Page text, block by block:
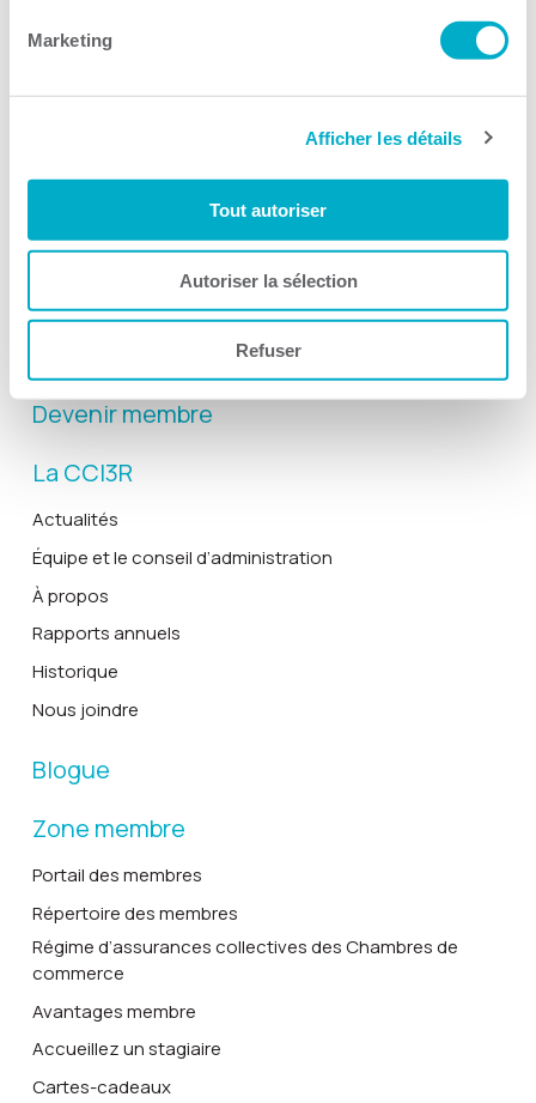
Marketing
Afficher les détails
Tout autoriser
Autoriser la sélection
Refuser
Gala Radisson
Solutions RH
Devenir membre
La CCI3R
Actualités
Équipe et le conseil d’administration
À propos
Rapports annuels
Historique
Nous joindre
Blogue
Zone membre
Portail des membres
Répertoire des membres
Régime d’assurances collectives des Chambres de
commerce
Avantages membre
Accueillez un stagiaire
Cartes-cadeaux